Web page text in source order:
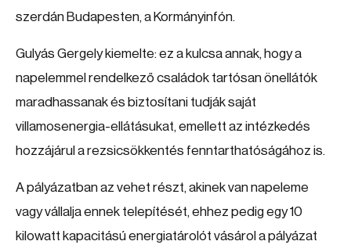
szerdán Budapesten, a Kormányinfón.
Gulyás Gergely kiemelte: ez a kulcsa annak, hogy a
napelemmel rendelkező családok tartósan önellátók
maradhassanak és biztosítani tudják saját
villamosenergia-ellátásukat, emellett az intézkedés
hozzájárul a rezsicsökkentés fenntarthatóságához is.
A pályázatban az vehet részt, akinek van napeleme
vagy vállalja ennek telepítését, ehhez pedig egy 10
kilowatt kapacitású energiatárolót vásárol a pályázat